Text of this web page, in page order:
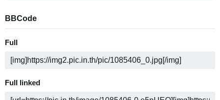
BBCode
Full
Full linked